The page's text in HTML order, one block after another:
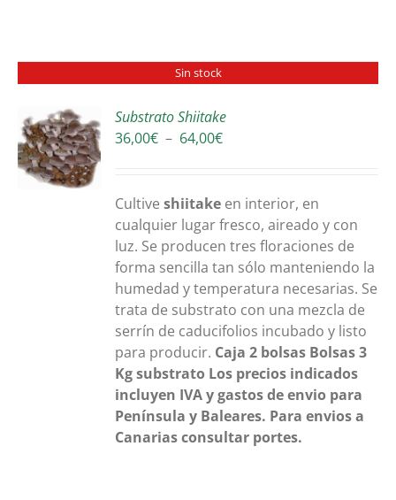
Sin stock
Substrato Shiitake
36,00€ – 64,00€Plage
36,00€
à
64,00€
Cultiveshiitake en interior, en
cualquier lugar fresco, aireado y con
luz. Se producen tres floraciones de
forma sencilla tan sólo manteniendo la
humedad y temperatura necesarias. Se
trata de substrato con una mezcla de
serrín de caducifolios incubado y listo
para producir. Caja 2 bolsas Bolsas 3
Kg substrato Los precios indicados
incluyen IVA y gastos de envio para
Península y Baleares. Para envios a
Canarias consultar portes.